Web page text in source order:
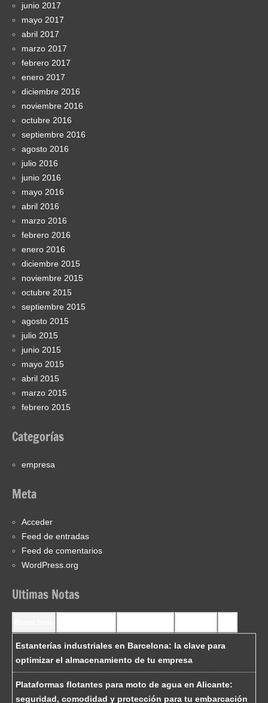
junio 2017
mayo 2017
abril 2017
marzo 2017
febrero 2017
enero 2017
diciembre 2016
noviembre 2016
octubre 2016
septiembre 2016
agosto 2016
julio 2016
junio 2016
mayo 2016
abril 2016
marzo 2016
febrero 2016
enero 2016
diciembre 2015
noviembre 2015
octubre 2015
septiembre 2015
agosto 2015
julio 2015
junio 2015
mayo 2015
abril 2015
marzo 2015
febrero 2015
Categorías
empresa
Meta
Acceder
Feed de entradas
Feed de comentarios
WordPress.org
Ultimas Notas
Estanterías industriales en Barcelona: la clave para
optimizar el almacenamiento de tu empresa
Plataformas flotantes para moto de agua en Alicante:
seguridad, comodidad y protección para tu embarcación